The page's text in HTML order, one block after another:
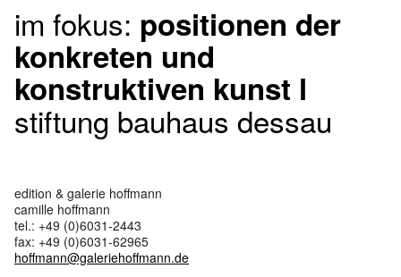
im fokus: positionen der
konkreten und
konstruktiven kunst l
stiftung bauhaus dessau
edition & galerie hoffmann
camille hoffmann
tel.: +49 (0)6031-2443
fax: +49 (0)6031-62965
hoffmann@galeriehoffmann.de